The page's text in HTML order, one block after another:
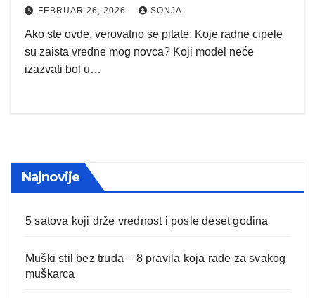
FEBRUAR 26, 2026 SONJA
Ako ste ovde, verovatno se pitate: Koje radne cipele
su zaista vredne mog novca? Koji model neće
izazvati bol u…
Najnovije
5 satova koji drže vrednost i posle deset godina
Muški stil bez truda – 8 pravila koja rade za svakog
muškarca